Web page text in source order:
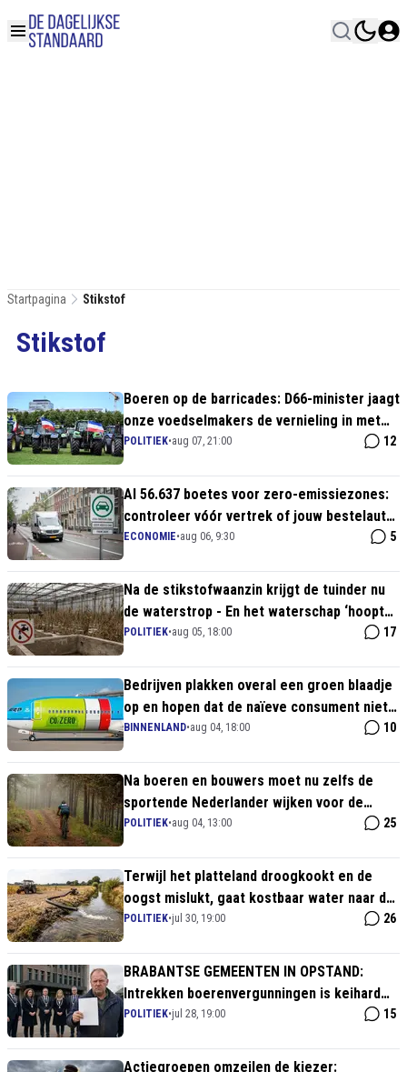
Startpagina Stikstof
Stikstof
Boeren op de barricades: D66-minister jaagt
onze voedselmakers de vernieling in met
doorgedraaide stikstofgekte!
POLITIEK•aug 07, 21:00 12
Al 56.637 boetes voor zero-emissiezones:
controleer vóór vertrek of jouw bestelauto
naar binnen mag
ECONOMIE•aug 06, 9:30 5
Na de stikstofwaanzin krijgt de tuinder nu
de waterstrop - En het waterschap ‘hoopt
op regen’
POLITIEK•aug 05, 18:00 17
Bedrijven plakken overal een groen blaadje
op en hopen dat de naïeve consument niet
doorvraagt
BINNENLAND•aug 04, 18:00 10
Na boeren en bouwers moet nu zelfs de
sportende Nederlander wijken voor de
groene regelmachine
POLITIEK•aug 04, 13:00 25
Terwijl het platteland droogkookt en de
oogst mislukt, gaat kostbaar water naar de
grote modderkruiper
POLITIEK•jul 30, 19:00 26
BRABANTSE GEMEENTEN IN OPSTAND:
Intrekken boerenvergunningen is keihard
verraad van de overheid!
POLITIEK•jul 28, 19:00 15
Actiegroepen omzeilen de kiezer: